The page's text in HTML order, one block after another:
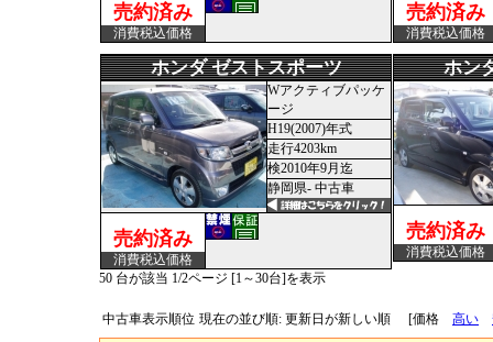
売約済み
消費税込価格
売約済み
消費税込価格
ホンダ ゼストスポーツ
Wアクティブパッケ
ージ
H19(2007)年式
走行4203km
検2010年9月迄
静岡県- 中古車
売約済み
消費税込価格
ホン
売約済み
消費税込価格
50 台が該当 1/2ページ [1～30台]を表示
中古車表示順位 現在の並び順: 更新日が新しい順 [価格 高い